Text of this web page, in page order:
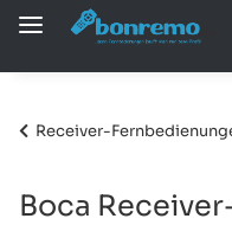
Receiver-
Boca